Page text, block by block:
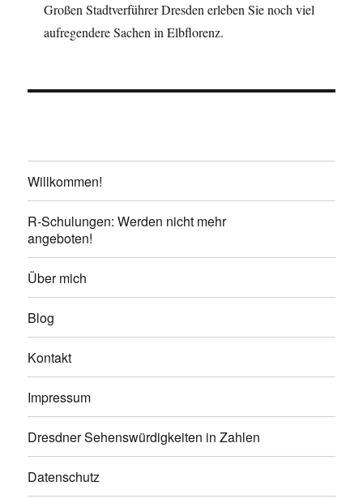
Großen Stadtverführer Dresden erleben Sie noch viel
aufregendere Sachen in Elbflorenz.
Willkommen!
R-Schulungen: Werden nicht mehr
angeboten!
Über mich
Blog
Kontakt
Impressum
Dresdner Sehenswürdigkeiten in Zahlen
Datenschutz